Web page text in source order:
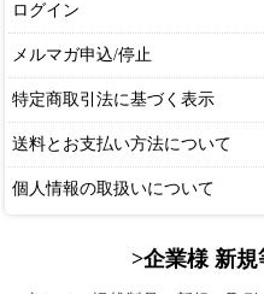
ログイン
メルマガ申込/停止
特定商取引法に基づく表示
送料とお支払い方法について
個人情報の取扱いについて
>企業様 新